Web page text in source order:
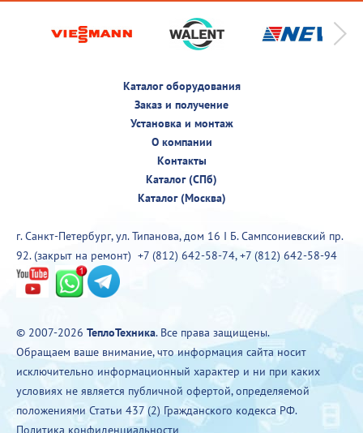
Каталог оборудования
Заказ и получение
Установка и монтаж
О компании
Контакты
Каталог (СПб)
Каталог (Москва)
г. Санкт-Петербург, ул. Типанова, дом 16 I Б. Сампсониевский пр.
92. (закрыт на ремонт) +7 (812) 642-58-74,+7 (812) 642-58-94
© 2007-2026 ТеплоТехника. Все права защищены.
Обращаем ваше внимание, что информация сайта носит
исключительно информационный характер и ни при каких
условиях не является публичной офертой, определяемой
положениями Статьи 437 (2) Гражданского кодекса РФ.
Политика конфиденциальности